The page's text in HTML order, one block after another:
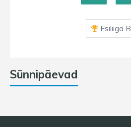
Esiliiga B
Sünnipäevad